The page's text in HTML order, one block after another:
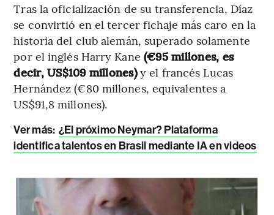
Tras la oficialización de su transferencia, Díaz
se convirtió en el tercer fichaje más caro en la
historia del club alemán, superado solamente
por el inglés Harry Kane (€95 millones, es
decir, US$109 millones)y el francés Lucas
Hernández (€80 millones, equivalentes a
US$91,8 millones).
Ver más: ¿El próximo Neymar? Plataforma
identifica talentos en Brasil mediante IA en videos